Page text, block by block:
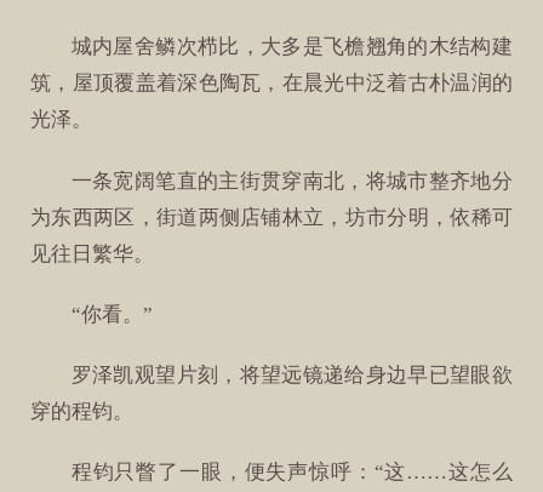
城内屋舍鳞次栉比，大多是飞檐翘角的木结构建
筑，屋顶覆盖着深色陶瓦，在晨光中泛着古朴温润的
光泽。
一条宽阔笔直的主街贯穿南北，将城市整齐地分
为东西两区，街道两侧店铺林立，坊市分明，依稀可
见往日繁华。
“你看。”
罗泽凯观望片刻，将望远镜递给身边早已望眼欲
穿的程钧。
程钧只瞥了一眼，便失声惊呼：“这……这怎么